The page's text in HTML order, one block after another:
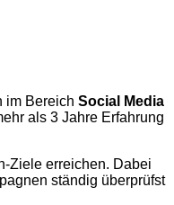
im Bereich Social Media
als 3 Jahre Erfahrung
Ziele erreichen. Dabei
ständig überprüfst